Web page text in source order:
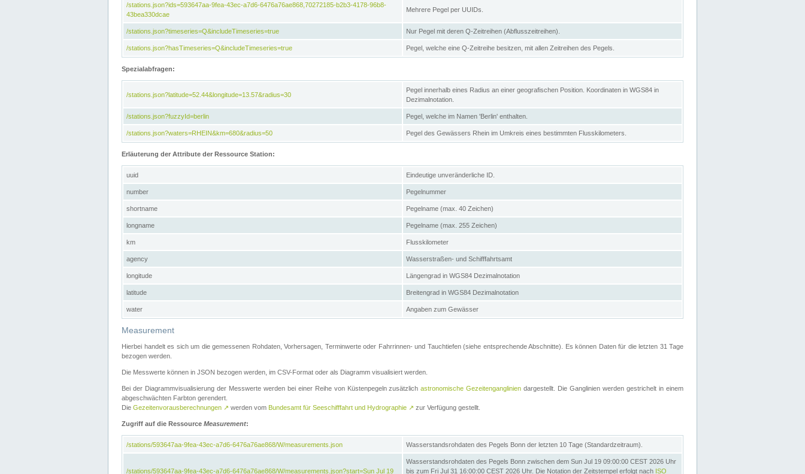
/stations.json?ids=593647aa-9fea-43ec-a7d6-6476a76ae868,70272185-b2b3-4178-96b8-
43bea330dcae
Mehrere Pegel per UUIDs.
/stations.json?timeseries=Q&includeTimeseries=true Nur Pegel mit deren Q-Zeitreihen (Abflusszeitreihen).
/stations.json?hasTimeseries=Q&includeTimeseries=true Pegel, welche eine Q-Zeitreihe besitzen, mit allen Zeitreihen des Pegels.
Spezialabfragen:
/stations.json?latitude=52.44&longitude=13.57&radius=30
Pegel innerhalb eines Radius an einer geografischen Position. Koordinaten in WGS84 in
Dezimalnotation.
/stations.json?fuzzyId=berlin Pegel, welche im Namen 'Berlin' enthalten.
/stations.json?waters=RHEIN&km=680&radius=50 Pegel des Gewässers Rhein im Umkreis eines bestimmten Flusskilometers.
Erläuterung der Attribute der Ressource Station:
uuid Eindeutige unveränderliche ID.
number Pegelnummer
shortname Pegelname (max. 40 Zeichen)
longname Pegelname (max. 255 Zeichen)
km Flusskilometer
agency Wasserstraßen- und Schifffahrtsamt
longitude Längengrad in WGS84 Dezimalnotation
latitude Breitengrad in WGS84 Dezimalnotation
water Angaben zum Gewässer
Measurement
Hierbei handelt es sich um die gemessenen Rohdaten, Vorhersagen, Terminwerte oder Fahrrinnen- und Tauchtiefen (siehe entsprechende Abschnitte). Es können Daten für die letzten 31 Tage
bezogen werden.
Die Messwerte können in JSON bezogen werden, im CSV-Format oder als Diagramm visualisiert werden.
Bei der Diagrammvisualisierung der Messwerte werden bei einer Reihe von Küstenpegeln zusätzlichastronomische Gezeitenganglinien dargestellt. Die Ganglinien werden gestrichelt in einem
abgeschwächten Farbton gerendert.
Die Gezeitenvorausberechnungen ↗ werden vom Bundesamt für Seeschifffahrt und Hydrographie ↗ zur Verfügung gestellt.
Zugriff auf die Ressource Measurement:
/stations/593647aa-9fea-43ec-a7d6-6476a76ae868/W/measurements.json Wasserstandsrohdaten des Pegels Bonn der letzten 10 Tage (Standardzeitraum).
/stations/593647aa-9fea-43ec-a7d6-6476a76ae868/W/measurements.json?start=Sun Jul 19
Wasserstandsrohdaten des Pegels Bonn zwischen dem Sun Jul 19 09:00:00 CEST 2026 Uhr
bis zum Fri Jul 31 16:00:00 CEST 2026 Uhr. Die Notation der Zeitstempel erfolgt nach ISO